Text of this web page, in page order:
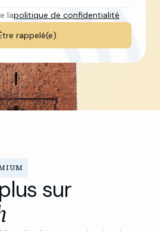
lapolitique de confidentialité
sur